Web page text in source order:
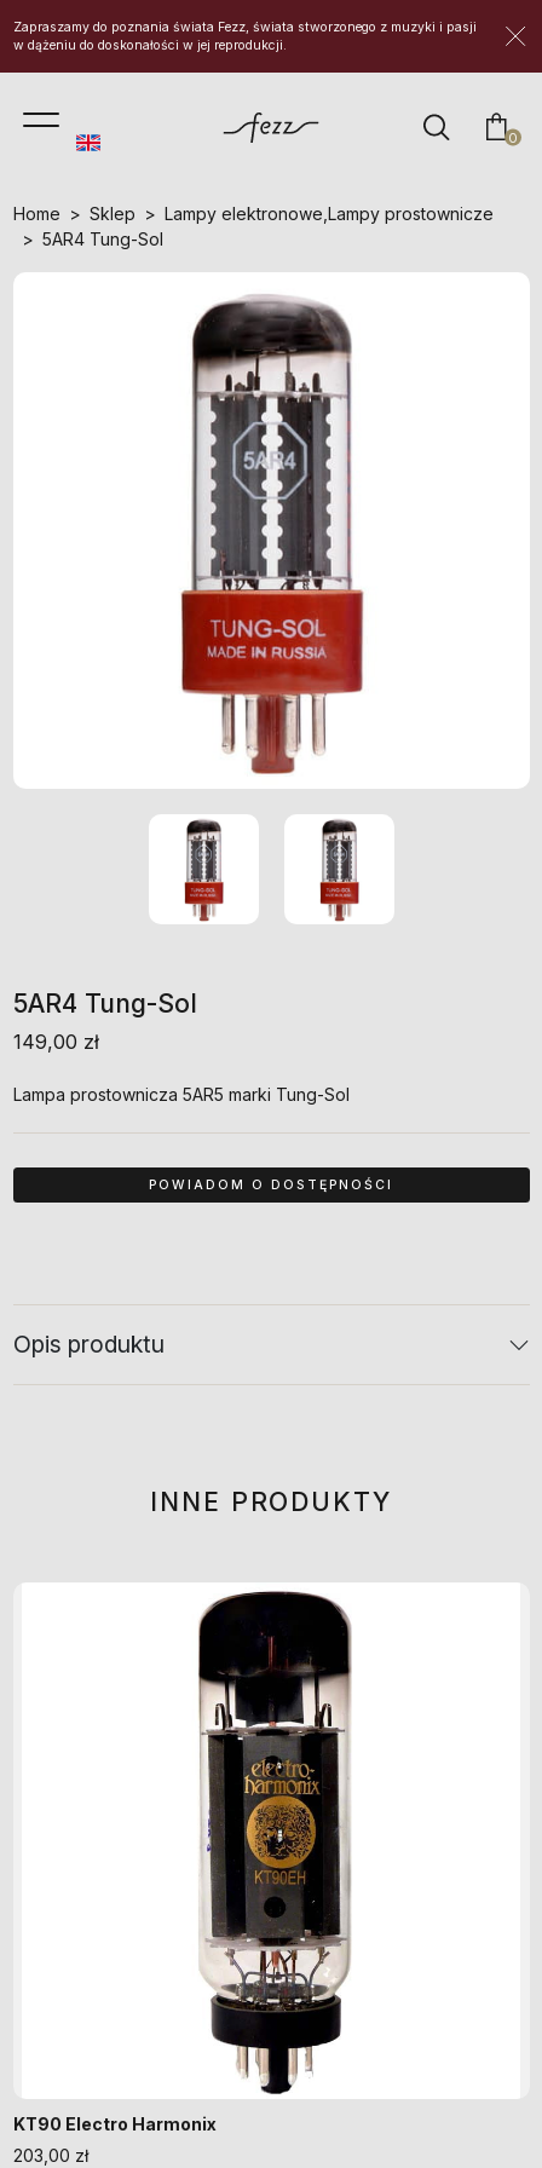
Zapraszamy do poznania świata Fezz, świata stworzonego z muzyki i pasji
w dążeniu do doskonałości w jej reprodukcji.
0
Home Sklep Lampy elektronowe Lampy prostownicze
5AR4 Tung-Sol
5AR4 Tung-Sol
149,00 zł
Lampa prostownicza 5AR5 marki Tung-Sol
Opis produktu
INNE PRODUKTY
KT90 Electro Harmonix
203,00 zł